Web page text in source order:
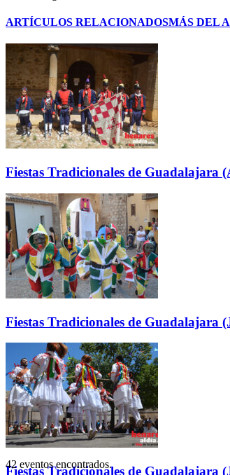
ARTÍCULOS RELACIONADOSMÁS DEL
Fiestas Tradicionales de Guadalajara
Fiestas Tradicionales de Guadalajara
Fiestas Tradicionales de Guadalajara
42 eventos encontrados.